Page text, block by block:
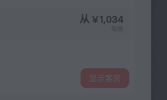
从 ¥ 1,034
显示客房